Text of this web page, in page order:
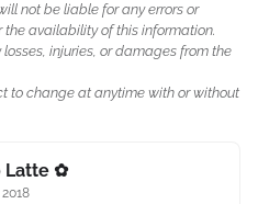
not be liable for any errors or
the availability of this information.
injuries, or damages from the
to change at anytime with or without
Latte ✿